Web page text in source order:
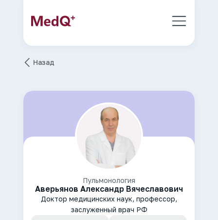
Назад
Пульмонология
Аверьянов Александр Вячеславович
Доктор медицинских наук, профессор,
заслуженный врач РФ